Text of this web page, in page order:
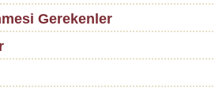
Gerekenler